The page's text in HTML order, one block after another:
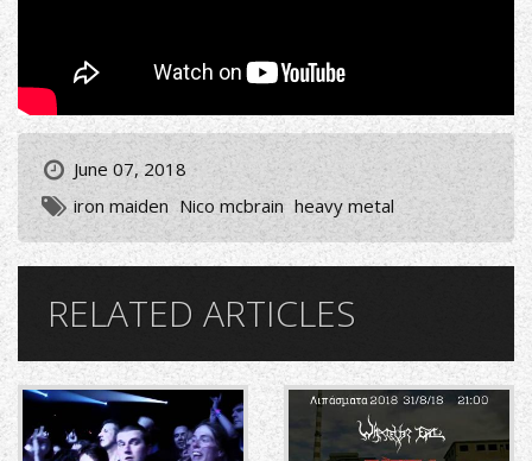
June 07, 2018
iron maiden Nico mcbrain heavy metal
RELATED ARTICLES